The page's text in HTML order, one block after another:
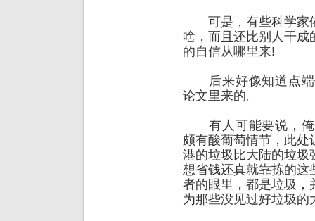
可是，有些科学家
啥，而且还比别人干
的自信从哪里来!
后来好像知道点端
论文里来的。
有人可能要说，俺
颇有酸葡萄情节，此
港的垃圾比大陆的垃圾
想省钱还真就靠拣的这
者的眼里，都是垃圾，
为那些没见过好垃圾